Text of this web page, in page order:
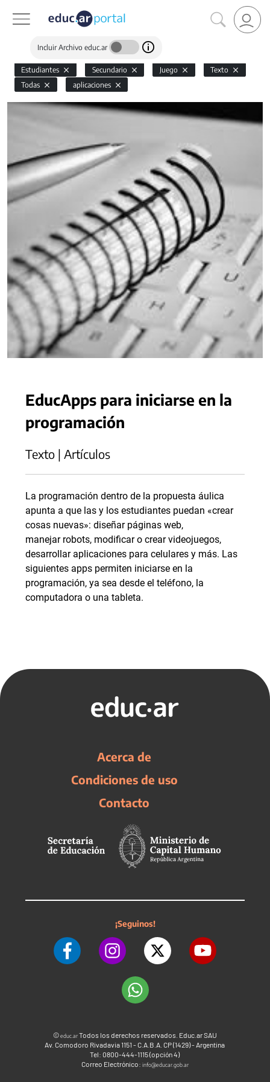
Incluir Archivo educ.ar
Estudiantes Secundario Juego
Texto
Todas
aplicaciones
EducApps para iniciarse en la
programación
Texto | Artículos
La programación dentro de la propuesta áulica
apunta a que las y los estudiantes puedan «crear
cosas nuevas»: diseñar páginas web,
manejar robots, modificar o crear videojuegos,
desarrollar aplicaciones para celulares y más. Las
siguientes apps permiten iniciarse en la
programación, ya sea desde el teléfono, la
computadora o una tableta.
Acerca de
Condiciones de uso
Contacto
¡Seguinos!
©educ.arTodos los derechos reservados. Educ.ar SAU
Av. Comodoro Rivadavia 1151 - C.A.B.A. CP (1429) - Argentina
Tel: 0800-444-1115 (opción 4)
Correo Electrónico: info@educar.gob.ar